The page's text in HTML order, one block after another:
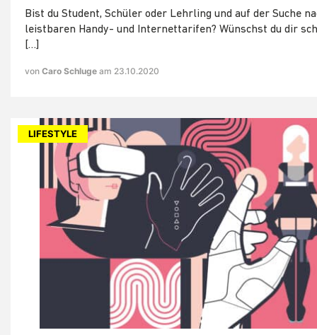
Bist du Student, Schüler oder Lehrling und auf der Suche
leistbaren Handy- und Internettarifen? Wünschst du dir
[…]
von Caro Schluge am 23.10.2020
LIFESTYLE